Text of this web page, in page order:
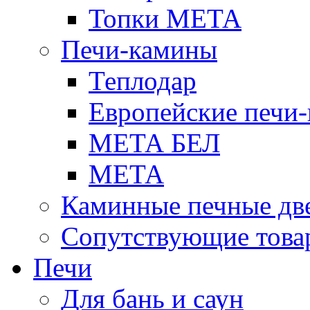
Топки МЕТА
Печи-камины
Теплодар
Европейские
МЕТА БЕЛ
МЕТА
Каминные печные
Сопутствующие
Печи
Для бань и саун